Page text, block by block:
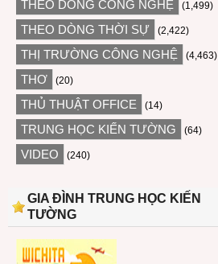
THEO DÒNG CÔNG NGHỆ (1,499)
THEO DÒNG THỜI SỰ (2,422)
THỊ TRƯỜNG CÔNG NGHỆ (4,463)
THƠ (20)
THỦ THUẬT OFFICE (14)
TRUNG HỌC KIẾN TƯỜNG (64)
VIDEO (240)
GIA ĐÌNH TRUNG HỌC KIẾN
TƯỜNG